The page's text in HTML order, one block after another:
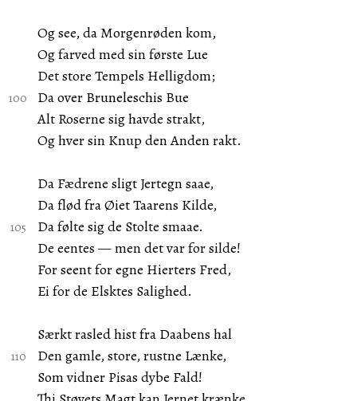
Og see, da Morgenrøden kom,
Og farved med sin første Lue
Det store Tempels Helligdom;
Da over Bruneleschis Bue
Alt Roserne sig havde strakt,
Og hver sin Knup den Anden rakt.
Da Fædrene sligt Jertegn saae,
Da flød fra Øiet Taarens Kilde,
Da følte sig de Stolte smaae.
De eentes — men det var for silde!
For seent for egne Hierters Fred,
Ei for de Elsktes Salighed.
Særkt rasled hist fra Daabens hal
Den gamle, store, rustne Lænke,
Som vidner Pisas dybe Fald!